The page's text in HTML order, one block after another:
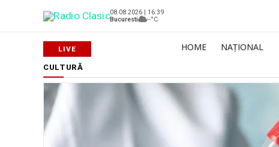
08.08.2026 | 16:39
Bucuresti
--°C
HOME NAȚIONAL
CULTURĂ